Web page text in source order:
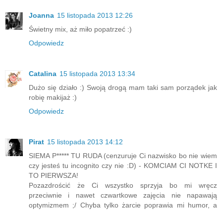
Joanna 15 listopada 2013 12:26
Świetny mix, aż miło popatrzeć :)
Odpowiedz
Catalina 15 listopada 2013 13:34
Dużo się działo :) Swoją drogą mam taki sam porządek jak
robię makijaż :)
Odpowiedz
Pirat 15 listopada 2013 14:12
SIEMA P***** TU RUDA (cenzuruje Ci nazwisko bo nie wiem
czy jesteś tu incognito czy nie :D) - KOMCIAM CI NOTKE I
TO PIERWSZA!
Pozazdrościć że Ci wszystko sprzyja bo mi wręcz
przeciwnie i nawet czwartkowe zajęcia nie napawają
optymizmem ;/ Chyba tylko żarcie poprawia mi humor, a